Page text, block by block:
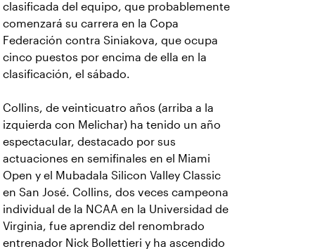
clasificada del equipo, que probablemente
comenzará su carrera en la Copa
Federación contra Siniakova, que ocupa
cinco puestos por encima de ella en la
clasificación, el sábado.
Collins, de veinticuatro años (arriba a la
izquierda con Melichar) ha tenido un año
espectacular, destacado por sus
actuaciones en semifinales en el Miami
Open y el Mubadala Silicon Valley Classic
en San José. Collins, dos veces campeona
individual de la NCAA en la Universidad de
Virginia, fue aprendiz del renombrado
entrenador Nick Bollettieri y ha ascendido